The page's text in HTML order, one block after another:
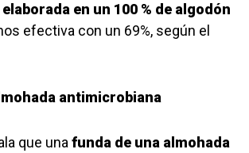
en un 100 % de algodón
efectiva con un 69%, según el
antimicrobiana
que unafunda de una almohada